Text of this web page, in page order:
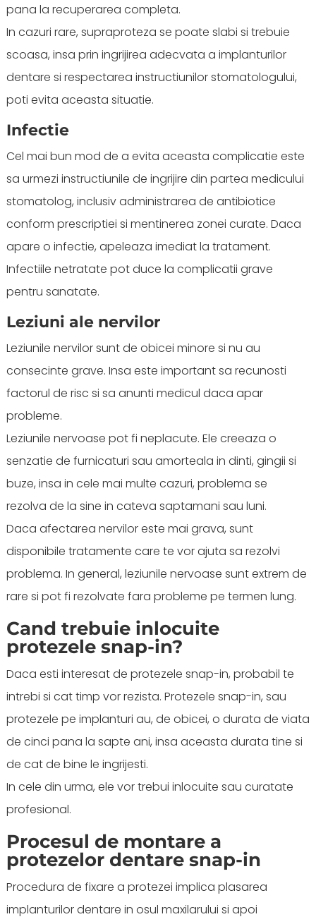
pana la recuperarea completa.
In cazuri rare, supraproteza se poate slabi si trebuie
scoasa, insa prin ingrijirea adecvata a implanturilor
dentare si respectarea instructiunilor stomatologului,
poti evita aceasta situatie.
Infectie
Cel mai bun mod de a evita aceasta complicatie este
sa urmezi instructiunile de ingrijire din partea medicului
stomatolog, inclusiv administrarea de antibiotice
conform prescriptiei si mentinerea zonei curate. Daca
apare o infectie, apeleaza imediat la tratament.
Infectiile netratate pot duce la complicatii grave
pentru sanatate.
Leziuni ale nervilor
Leziunile nervilor sunt de obicei minore si nu au
consecinte grave. Insa este important sa recunosti
factorul de risc si sa anunti medicul daca apar
probleme.
Leziunile nervoase pot fi neplacute. Ele creeaza o
senzatie de furnicaturi sau amorteala in dinti, gingii si
buze, insa in cele mai multe cazuri, problema se
rezolva de la sine in cateva saptamani sau luni.
Daca afectarea nervilor este mai grava, sunt
disponibile tratamente care te vor ajuta sa rezolvi
problema. In general, leziunile nervoase sunt extrem de
rare si pot fi rezolvate fara probleme pe termen lung.
Cand trebuie inlocuite
protezele snap-in?
Daca esti interesat de protezele snap-in, probabil te
intrebi si cat timp vor rezista. Protezele snap-in, sau
protezele pe implanturi au, de obicei, o durata de viata
de cinci pana la sapte ani, insa aceasta durata tine si
de cat de bine le ingrijesti.
In cele din urma, ele vor trebui inlocuite sau curatate
profesional.
Procesul de montare a
protezelor dentare snap-in
Procedura de fixare a protezei implica plasarea
implanturilor dentare in osul maxilarului si apoi